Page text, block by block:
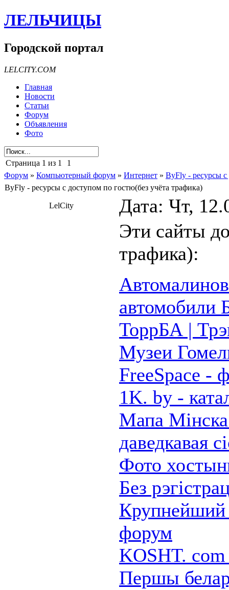
ЛЕЛЬЧИЦЫ
Городской портал
LELCITY.COM
Главная
Новости
Статьи
Форум
Объявления
Фото
Страница 1 из 1
1
Форум » Компьютерный форум » Интернет » ByFly - ресурсы с
ByFly - ресурсы с доступом по гостю(без учёта трафика)
LelCity
Дата: Чт,
Эти сайты
трафика):
автомобили
ТоррБА |
Музеи
FreeSpace -
1K. by -
Мапа
даведкавая
Фото
Без
Крупнейший
форум
KOSHT.
Першы